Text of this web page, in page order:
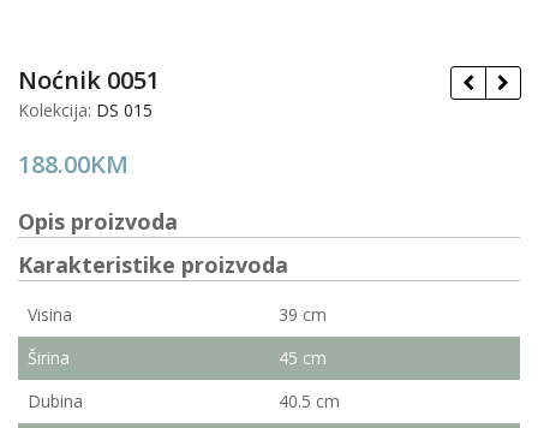
Noćnik 0051
Kolekcija: DS 015
188.00KM
Opis proizvoda
Karakteristike proizvoda
Visina
39 cm
Širina
45 cm
Dubina
40.5 cm